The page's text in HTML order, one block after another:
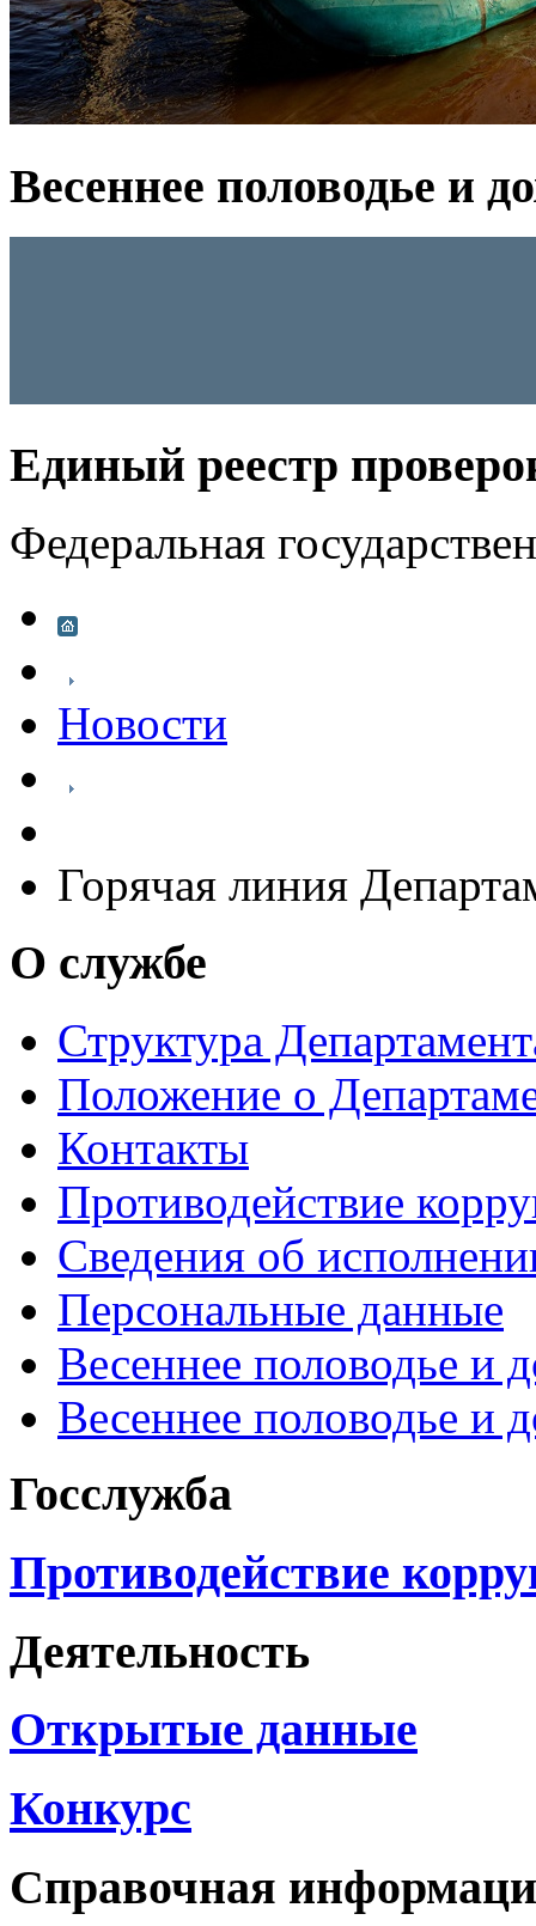
Весеннее половодье и
Единый реестр
Федеральная
Новости
Горячая линия
О службе
Структура
Положение о
Контакты
Противодействие
Сведения об
Персональные данные
Весеннее половодье и
Весеннее половодье и
Госслужба
Противодействие
Деятельность
Открытые данные
Конкурс
Справочная